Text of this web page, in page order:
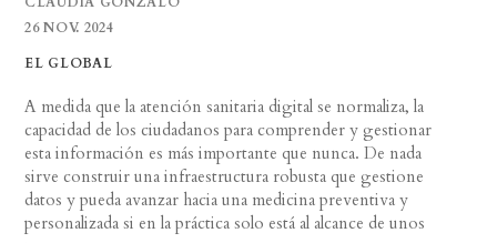
26 NOV. 2024
EL GLOBAL
A medida que la atención sanitaria digital se normaliza, la
capacidad de los ciudadanos para comprender y gestionar
esta información es más importante que nunca. De nada
sirve construir una infraestructura robusta que gestione
datos y pueda avanzar hacia una medicina preventiva y
personalizada si en la práctica solo está al alcance de unos